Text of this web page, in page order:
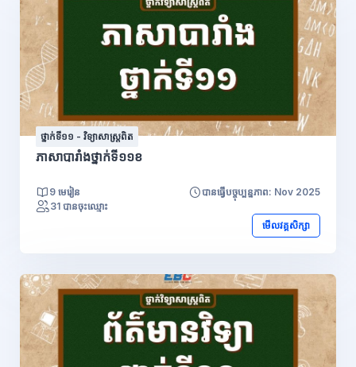
ថ្នាក់ទី១១ - វិទ្យាសាស្រ្តពិត
ភាសាបារាំងថ្នាក់ទី១១ខ
9 មេរៀន
បានធ្វើបច្ចុប្បន្នភាព: Nov 2025
31 បានចុះឈ្មោះ
មើលវគ្គសិក្សា